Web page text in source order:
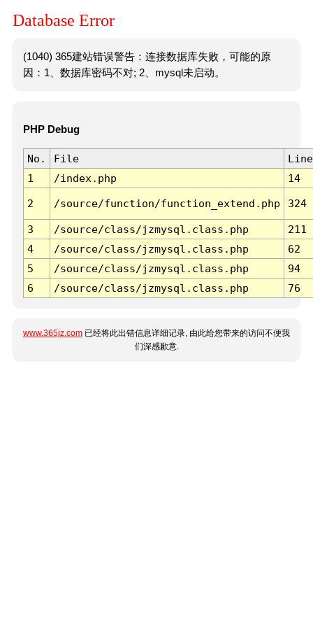
Database Error
(1040) 365建站错误警告：连接数据库失败，可能的原
因：1、数据库密码不对; 2、mysql未启动。
PHP Debug
No. File
Line
1
/index.php 14
2 /source/function/function_extend.php 324
3 /source/class/jzmysql.class.php
211
4
/source/class/jzmysql.class.php
62
5
/source/class/jzmysql.class.php
94
6
/source/class/jzmysql.class.php 76
www.365jz.com 已经将此出错信息详细记录, 由此给您带来的访问不便我
们深感歉意.